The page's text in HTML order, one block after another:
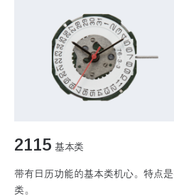
2115 基本类
带有日历功能的基本类机心。特点
类。